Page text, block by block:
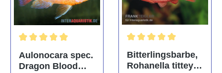
Durchschnittliche Bewertung von 5 von 5 Sternen
Aulonocara spec.
Dragon Blood
Bitterlingsbarbe,
Rohanella titteya,